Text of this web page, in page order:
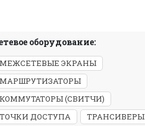
оборудование:
МЕЖСЕТЕВЫЕ ЭКРАНЫ
МАРШРУТИЗАТОРЫ
КОММУТАТОРЫ (СВИТЧИ)
ТОЧКИ ДОСТУПА
ТРАНСИВЕРЫ